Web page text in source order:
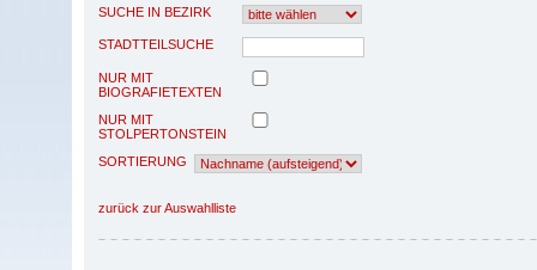
SUCHE IN BEZIRK
STADTTEILSUCHE
NUR MIT
BIOGRAFIETEXTEN
NUR MIT
STOLPERTONSTEIN
SORTIERUNG
zurück zur Auswahlliste